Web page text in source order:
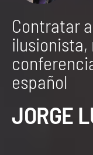
Contratar
español
JORGE